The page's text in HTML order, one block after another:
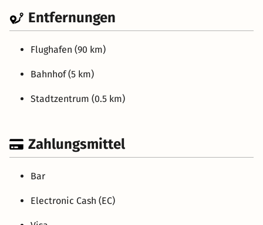
Entfernungen
Flughafen (90 km)
Bahnhof (5 km)
Stadtzentrum (0.5 km)
Zahlungsmittel
Bar
Electronic Cash (EC)